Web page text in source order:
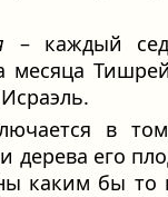
– каждый
месяца
в
дерева его
каким бы